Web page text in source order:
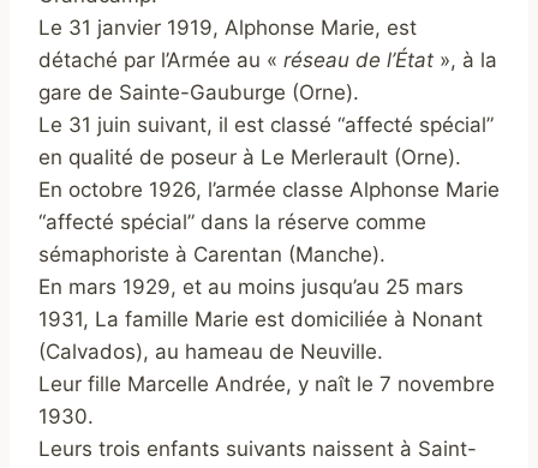
Le 31 janvier 1919, Alphonse Marie, est
détaché par l’Armée au « réseau de l’État », à la
gare de Sainte-Gauburge (Orne).
Le 31 juin suivant, il est classé “affecté spécial”
en qualité de poseur à Le Merlerault (Orne).
En octobre 1926, l’armée classe Alphonse Marie
“affecté spécial” dans la réserve comme
sémaphoriste à Carentan (Manche).
En mars 1929, et au moins jusqu’au 25 mars
1931, La famille Marie est domiciliée à Nonant
(Calvados), au hameau de Neuville.
Leur fille Marcelle Andrée, y naît le 7 novembre
1930.
Leurs trois enfants suivants naissent à Saint-